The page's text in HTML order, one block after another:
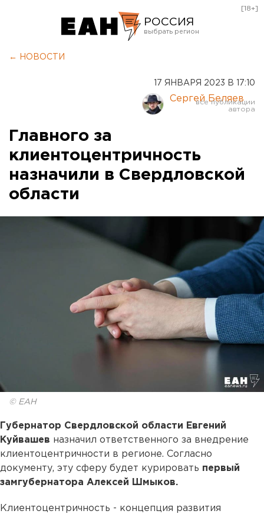
РОССИЯ
Курган
Оренбург
[18+]
← НОВОСТИ
17 ЯНВАРЯ 2023 В 17:10
Сергей Беляев
Главного за
клиентоцентричность
назначили в Свердловской
области
© ЕАН
Губернатор Свердловской области Евгений
Куйвашев назначил ответственного за внедрение
клиентоцентричности в регионе. Согласно
документу, эту сферу будет курировать первый
замгубернатора Алексей Шмыков.
Клиентоцентричность - концепция развития